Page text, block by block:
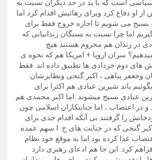
است که با ید در حد دیگران نسبت به
او دفاع کرد وبرای رهائیش اقدام کرد اما
بسیج می شویم تا اجازه خروج فقط برای
اما چرا نسبت به بستگان زندانیانی که
در زندان هم محروم هستند هیچ
سران اروپا + امریکا هم که نحوه ی
های دوم خردادی ها تطبیق داده اند .فقط
وجعفر پناهی ، اکبر گنحی ونظایزشان
باند شیرین عبادی هم اکثرا برای
عبادی بسیج میشوند .اما اکبر محمدی هم
در اعتصاب ، اما جنایتکاران اسلامی چون
را گرفتند بی آنکه اقدام جدی برای
گنجی که در جنایت های ج. ا سهم عمده
غذا کرده بود اما به موقع خود نظام
کرد. این جا هم ادعای رهبری دارد